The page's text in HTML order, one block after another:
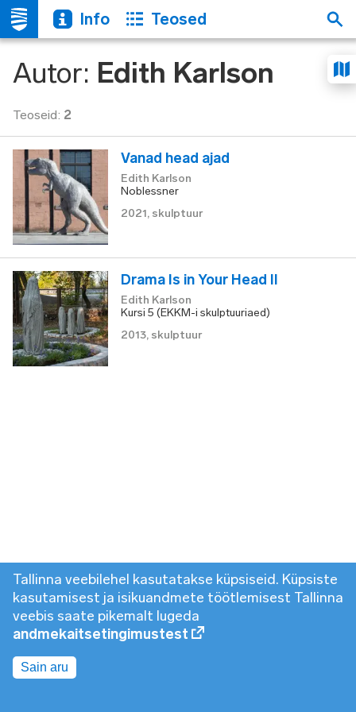
Info Teosed
Autor: Edith Karlson
Teoseid: 2
Vanad head ajad
Edith Karlson
Noblessner
2021, skulptuur
Drama Is in Your Head II
Edith Karlson
Kursi 5 (EKKM-i skulptuuriaed)
2013, skulptuur
Tallinna veebilehel kasutatakse küpsiseid. Küpsiste
kasutamisest ja isikuandmete töötlemisest Tallinna
veebis saate pikemalt lugeda
andmekaitsetingimustest
Sain aru